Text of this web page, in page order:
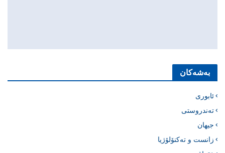
بەشەکان
ئابوری
تەندروستی
جیهان
زانست و تەکنۆلۆژیا